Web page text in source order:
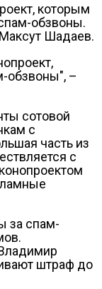
которым
обзвоны.
Шадаев.
обзвоны", –
сотовой
с
часть из
с
за спам-
штраф до